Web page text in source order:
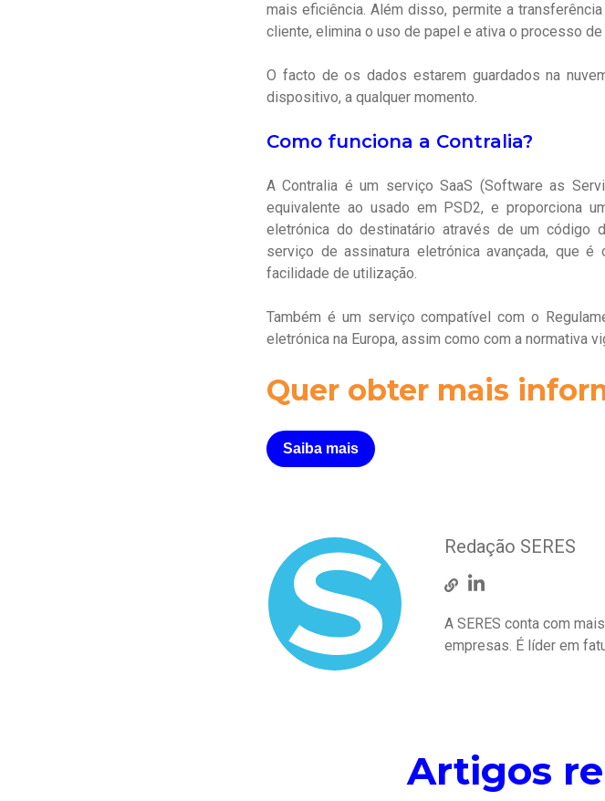
mais eficiência. Além disso, permite a
cliente, elimina o uso de papel e ativa o processo de
O facto de os dados estarem guardados na
dispositivo, a qualquer momento.
Como funciona a Contralia?
A Contralia é um serviço SaaS (Software as
equivalente ao usado em PSD2, e proporciona
eletrónica do destinatário através de um código
serviço de assinatura eletrónica avançada, que
facilidade de utilização.
Também é um serviço compatível com o
eletrónica na Europa, assim como com a normativa
Quer obter mais
Saiba mais
Redação SERES
A SERES conta com
empresas. É líder em
Artigos